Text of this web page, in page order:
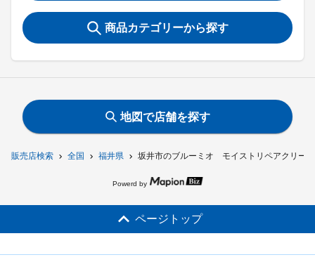
販売店検索 全国 福井県 坂井市のブルーミオ モイストリペアクリー
商品カテゴリーから探す
地図で店舗を探す
Powerd by
ページトップ